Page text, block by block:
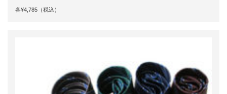
各¥4,785（税込）